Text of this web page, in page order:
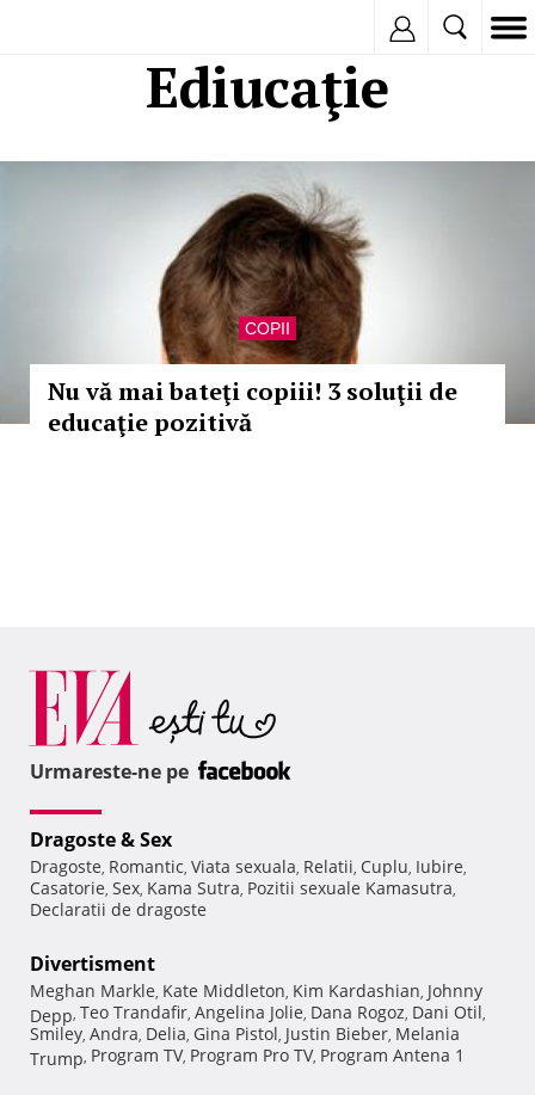
Ediucaţie
COPII
Nu vă mai bateţi copiii! 3 soluţii de
educaţie pozitivă
Urmareste-ne pe
Dragoste & Sex
Dragoste, Romantic, Viata sexuala, Relatii, Cuplu, Iubire,
Casatorie, Sex, Kama Sutra, Pozitii sexuale Kamasutra,
Declaratii de dragoste
Divertisment
Meghan Markle, Kate Middleton, Kim Kardashian, Johnny
Depp, Teo Trandafir, Angelina Jolie, Dana Rogoz, Dani Otil,
Smiley, Andra, Delia, Gina Pistol, Justin Bieber, Melania
Trump, Program TV, Program Pro TV, Program Antena 1